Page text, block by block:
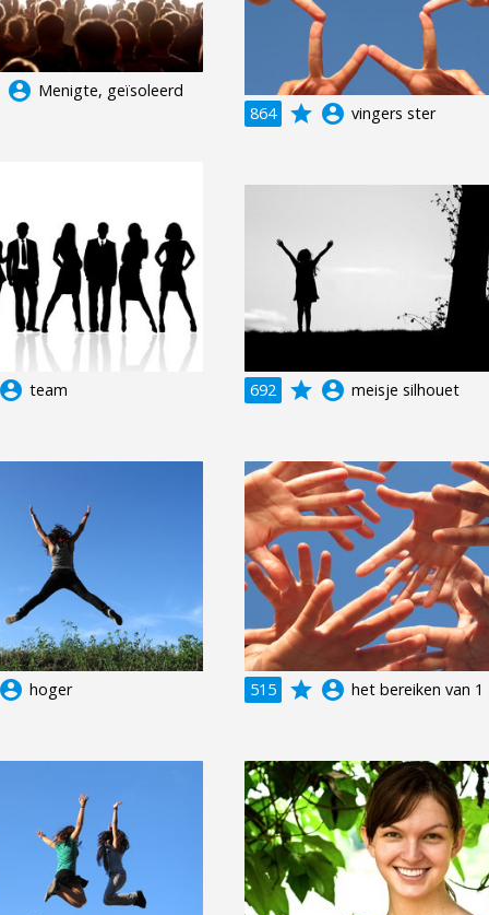
account_circle Menigte, geïsoleerd
864
grade account_circle vingers ster
account_circle team 692 grade account_circle meisje silhouet
account_circle hoger 515 grade account_circle het bereiken van 1